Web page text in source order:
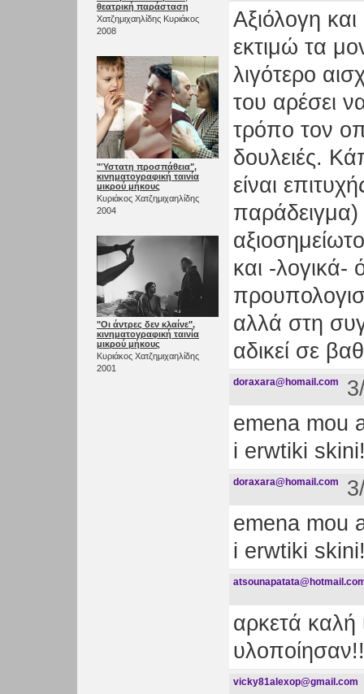
θεατρική παράσταση
Χατζημιχαηλίδης Κυριάκος
2008
"Ύστατη προσπάθεια",
κινηματογραφική ταινία
μικρού μήκους
Κυριάκος Χατζημιχαηλίδης
2004
"Οι άντρες δεν κλαίνε",
κινηματογραφική ταινία
μικρού μήκους
Κυριάκος Χατζημιχαηλίδης
2001
Αξιόλογη
εκτιμώ τα
λιγότερο
του αρέσει
τρόπο τον
δουλειές.
είναι
παράδειγμα)
και -λογικά-
αλλά στη
αδικεί σε
doraxara@homail.com
emena mou
i erwtiki
doraxara@homail.com
emena mou
i erwtiki
αρκετά
vicky81alexop@gmail.com